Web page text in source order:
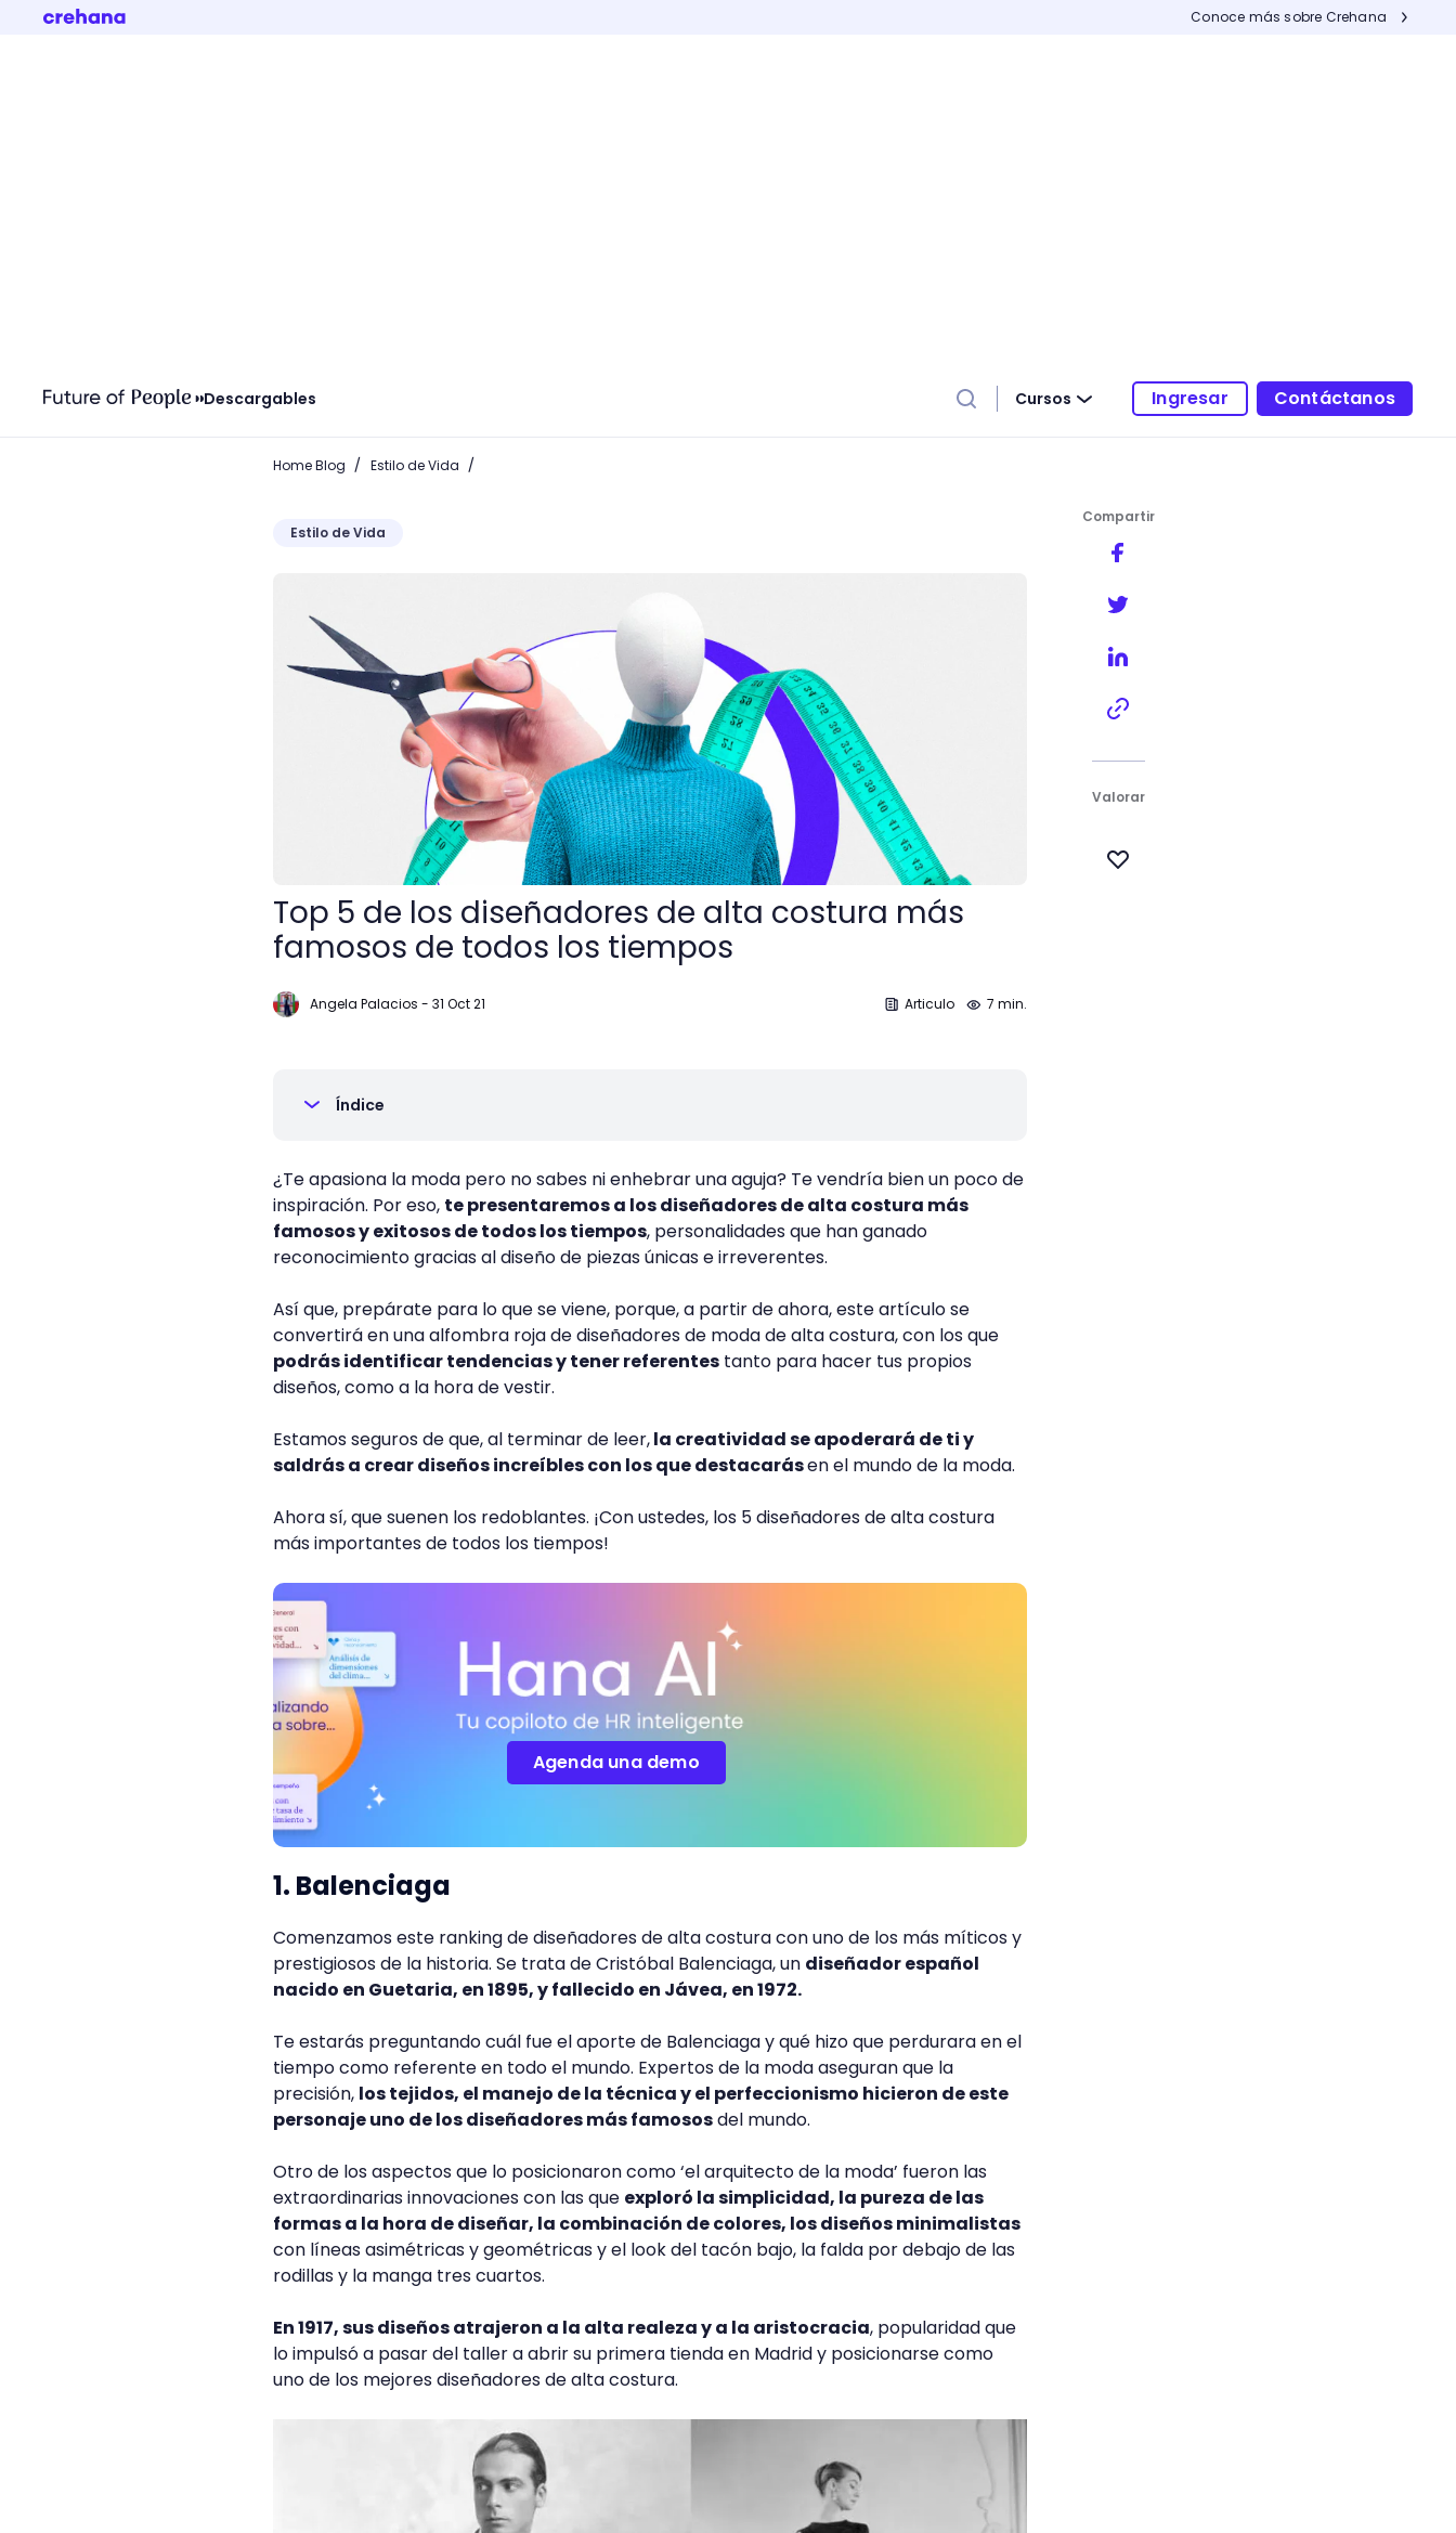
Conoce más sobre Crehana
Descargables Cursos Ingresar Contáctanos
Home Blog / Estilo de Vida /
Estilo de Vida
Top 5 de los diseñadores de alta costura más
famosos de todos los tiempos
Angela Palacios - 31 Oct 21 Articulo 7 min.
Índice
¿Te apasiona la moda pero no sabes ni enhebrar una aguja? Te vendría bien un poco de
inspiración. Por eso, te presentaremos a los diseñadores de alta costura más
famosos y exitosos de todos los tiempos, personalidades que han ganado
reconocimiento gracias al diseño de piezas únicas e irreverentes.
Así que, prepárate para lo que se viene, porque, a partir de ahora, este artículo se
convertirá en una alfombra roja de diseñadores de moda de alta costura, con los que
podrás identificar tendencias y tener referentes tanto para hacer tus propios
diseños, como a la hora de vestir.
Estamos seguros de que, al terminar de leer,la creatividad se apoderará de ti y
saldrás a crear diseños increíbles con los que destacarásen el mundo de la moda.
Ahora sí, que suenen los redoblantes. ¡Con ustedes, los 5 diseñadores de alta costura
más importantes de todos los tiempos!
Agenda una demo
1. Balenciaga
Comenzamos este ranking de diseñadores de alta costura con uno de los más míticos y
prestigiosos de la historia. Se trata de Cristóbal Balenciaga, un diseñador español
nacido en Guetaria, en 1895, y fallecido en Jávea, en 1972.
Te estarás preguntando cuál fue el aporte de Balenciaga y qué hizo que perdurara en el
tiempo como referente en todo el mundo. Expertos de la moda aseguran que la
precisión, los tejidos, el manejo de la técnica y el perfeccionismo hicieron de este
personaje uno de los diseñadores más famososdel mundo.
Otro de los aspectos que lo posicionaron como ‘el arquitecto de la moda’ fueron las
extraordinarias innovaciones con las que exploró la simplicidad, la pureza de las
formas a la hora de diseñar, la combinación de colores, los diseños minimalistas
con líneas asimétricas y geométricas y el look del tacón bajo, la falda por debajo de las
rodillas y la manga tres cuartos.
En 1917, sus diseños atrajeron a la alta realeza y a la aristocracia, popularidad que
lo impulsó a pasar del taller a abrir su primera tienda en Madrid y posicionarse como
uno de los mejores diseñadores de alta costura.
Compartir
Valorar